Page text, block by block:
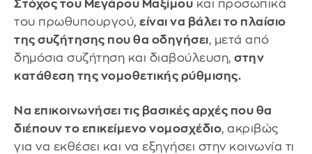
Στόχος του Μεγάρου Μαξίμου και προσωπικά
του πρωθυπουργού, είναι να βάλει το πλαίσιο
της συζήτησης που θα οδηγήσει, μετά από
δημόσια συζήτηση και διαβούλευση, στην
κατάθεση της νομοθετικής ρύθμισης.
Να επικοινωνήσει τις βασικές αρχές που θα
διέπουν το επικείμενο νομοσχέδιο, ακριβώς
για να εκθέσει και να εξηγήσει στην κοινωνία τι